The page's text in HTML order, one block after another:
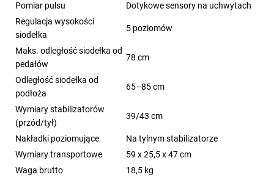
Pomiar pulsu
Dotykowe sensory na uchwytach
Regulacja wysokości
siodełka
5 poziomów
Maks. odległość siodełka od
pedałów
78 cm
Odległość siodełka od
podłoża
65–85 cm
Wymiary stabilizatorów
(przód/tył)
39/43 cm
Nakładki poziomujące
Na tylnym stabilizatorze
Wymiary transportowe
59 x 25,5 x 47 cm
Waga brutto
18,5 kg